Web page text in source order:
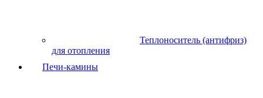
Теплоноситель (антифриз)
для отопления
Печи-камины